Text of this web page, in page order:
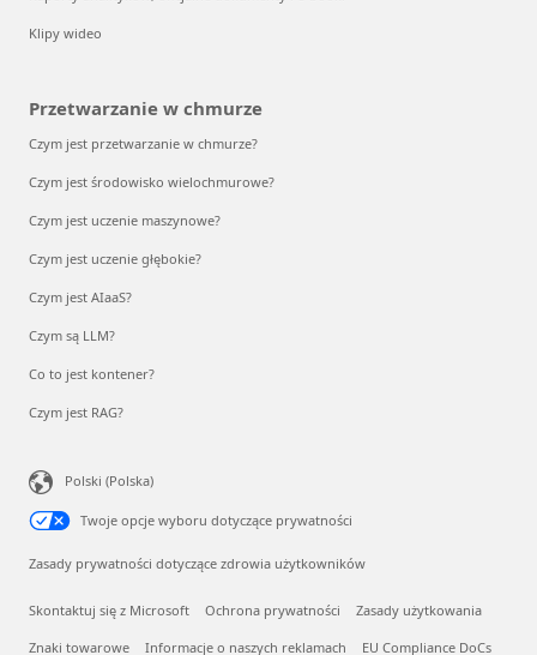
Klipy wideo
Przetwarzanie w chmurze
Czym jest przetwarzanie w chmurze?
Czym jest środowisko wielochmurowe?
Czym jest uczenie maszynowe?
Czym jest uczenie głębokie?
Czym jest AIaaS?
Czym są LLM?
Co to jest kontener?
Czym jest RAG?
Polski (Polska)
Twoje opcje wyboru dotyczące prywatności
Zasady prywatności dotyczące zdrowia użytkowników
Skontaktuj się z Microsoft Ochrona prywatności Zasady użytkowania
Znaki towarowe Informacje o naszych reklamach EU Compliance DoCs